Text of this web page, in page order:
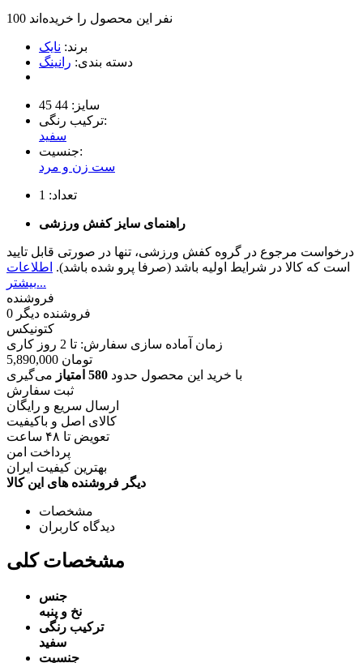
100 نفر این محصول را خریده‌اند
برند: نایک
دسته بندی: رانینگ
سایز: 44
45
ترکیب رنگی:
سفید
جنسیت:
ست زن و مرد
تعداد: 1
راهنمای سایز کفش ورزشی
درخواست مرجوع در گروه کفش ورزشی، تنها در صورتی قابل تایید
است که کالا در شرایط اولیه باشد (صرفا پرو شده باشد). اطلاعات
بیشتر...
فروشنده
0 فروشنده دیگر
کتونیکس
زمان آماده سازی سفارش: تا 2 روز کاری
5,890,000 تومان
با خرید این محصول حدود 580 امتیاز
می‌گیری
ثبت سفارش
ارسال سریع و رایگان
کالای اصل و باکیفیت
تعویض تا ۴۸ ساعت
پرداخت امن
بهترین کیفیت ایران
دیگر فروشنده های این کالا
مشخصات
دیدگاه کاربران
مشخصات کلی
جنس
نخ و پنبه
ترکیب رنگی
سفید
جنسیت